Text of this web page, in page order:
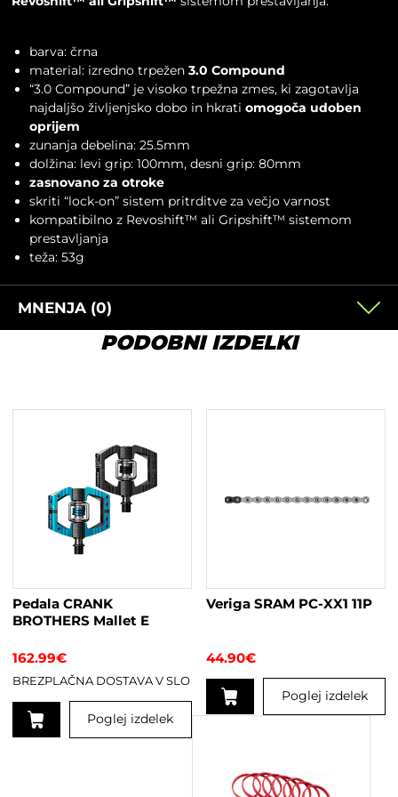
barva: črna
material: izredno trpežen3.0 Compound
“3.0 Compound” je visoko trpežna zmes, ki zagotavlja
najdaljšo življenjsko dobo in hkrati omogoča udoben
oprijem
zunanja debelina: 25.5mm
dolžina: levi grip: 100mm, desni grip: 80mm
zasnovano za otroke
skriti “lock-on” sistem pritrditve za večjo varnost
kompatibilno z Revoshift™ ali Gripshift™ sistemom
prestavljanja
teža: 53g
MNENJA (0)
PODOBNI IZDELKI
Pedala CRANK
BROTHERS Mallet E
162.99€
BREZPLAČNA DOSTAVA V SLO
Poglej izdelek
Veriga SRAM PC-XX1 11P
44.90€
Poglej izdelek